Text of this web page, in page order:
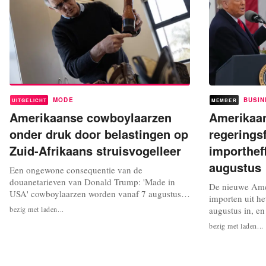
UITGELICHT MODE
Amerikaanse cowboylaarzen
onder druk door belastingen op
Zuid-Afrikaans struisvogelleer
Een ongewone consequentie van de
douanetarieven van Donald Trump: 'Made in
USA' cowboylaarzen worden vanaf 7 augustus
getroffen door een importheffing van 30
procent, gericht op Zuid-Afrika. Zuid-Afrika
bezig met laden...
MEMBER
augustus
De nieuwe
importen uit
augustus in,
op vrijdag 1
Amerikaanse
bezig met laden...